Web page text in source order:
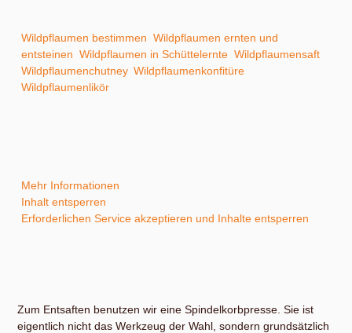
Wildpflaumen bestimmen ,Wildpflaumen ernten und
entsteinen ,Wildpflaumen in Schüttelernte ,Wildpflaumensaft
Wildpflaumenchutney,Wildpflaumenkonfitüre
Wildpflaumenlikör
Mehr Informationen
Inhalt entsperren
Erforderlichen Service akzeptieren und Inhalte entsperren
Zum Entsaften benutzen wir eine Spindelkorbpresse. Sie ist
eigentlich nicht das Werkzeug der Wahl, sondern grundsätzlich